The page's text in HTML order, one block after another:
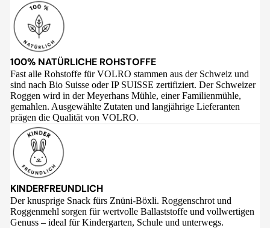
100% NATÜRLICHE ROHSTOFFE
Fast alle Rohstoffe für VOLRO stammen aus der Schweiz und
sind nach Bio Suisse oder IP SUISSE zertifiziert. Der Schweizer
Roggen wird in der Meyerhans Mühle, einer Familienmühle,
gemahlen. Ausgewählte Zutaten und langjährige Lieferanten
prägen die Qualität von VOLRO.
KINDERFREUNDLICH
Der knusprige Snack fürs Znüni-Böxli. Roggenschrot und
Roggenmehl sorgen für wertvolle Ballaststoffe und vollwertigen
Genuss – ideal für Kindergarten, Schule und unterwegs.